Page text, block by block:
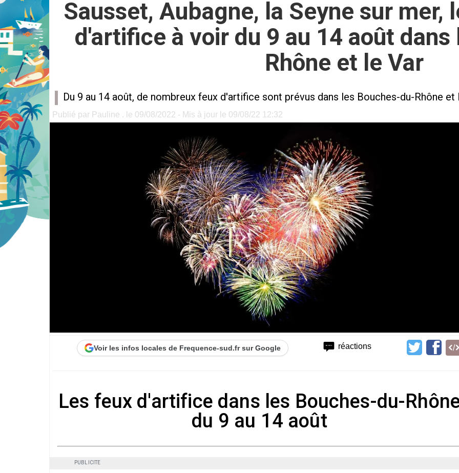
Sausset, Aubagne, la Seyne sur mer,
d'artifice à voir du 9 au 14 août dans
Rhône et le Var
Du 9 au 14 août, de nombreux feux d'artifice sont prévus dans les Bouches-du-Rhône et
Publié par Pauline . le 09/08/2022 - Mis à jour le 09/08/22 12:32
réactions
Voir les infos locales de Frequence-sud.fr sur Google
Les feux d'artifice dans les Bouches-du-
du 9 au 14 août
PUBLICITE